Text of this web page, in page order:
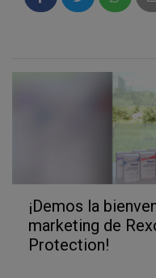
¿Habéis sido
¡Demos la
marketing de
Protection!